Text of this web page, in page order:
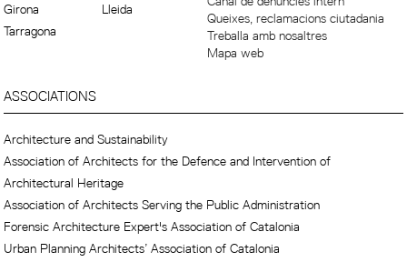
Girona
Lleida
Tarragona
Queixes, reclamacions ciutadania
Treballa amb nosaltres
Mapa web
ASSOCIATIONS
Architecture and Sustainability
Association of Architects for the Defence and Intervention of
Architectural Heritage
Association of Architects Serving the Public Administration
Forensic Architecture Expert's Association of Catalonia
Urban Planning Architects’ Association of Catalonia